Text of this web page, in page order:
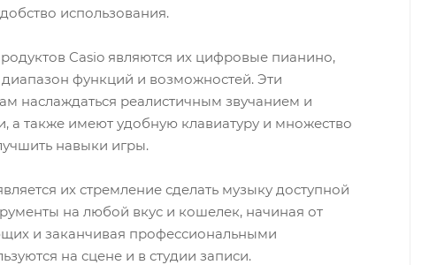
использования.
Casio являются их цифровые пианино,
функций и возможностей. Эти
наслаждаться реалистичным звучанием и
а также имеют удобную клавиатуру и множество
навыки игры.
их стремление сделать музыку доступной
на любой вкус и кошелек, начиная от
и заканчивая профессиональными
на сцене и в студии записи.